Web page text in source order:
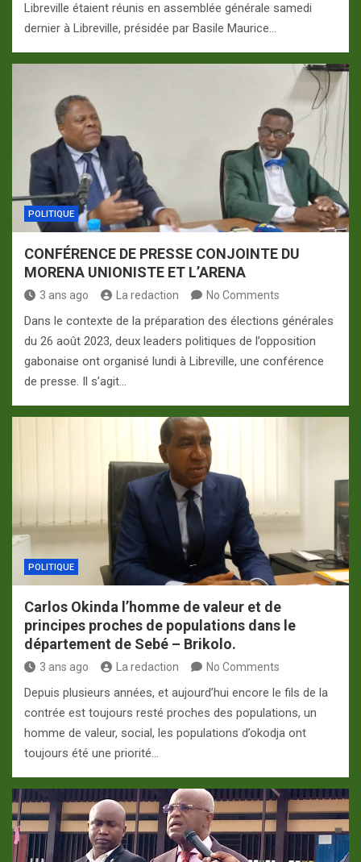
Libreville étaient réunis en assemblée générale samedi
dernier à Libreville, présidée par Basile Maurice…
POLITIQUE
CONFÉRENCE DE PRESSE CONJOINTE DU
MORENA UNIONISTE ET L’ARENA
3 ans ago La redaction No Comments
Dans le contexte de la préparation des élections générales
du 26 août 2023, deux leaders politiques de l’opposition
gabonaise ont organisé lundi à Libreville, une conférence
de presse. Il s’agit…
POLITIQUE
Carlos Okinda l’homme de valeur et de
principes proches de populations dans le
département de Sebé – Brikolo.
3 ans ago La redaction No Comments
Depuis plusieurs années, et aujourd’hui encore le fils de la
contrée est toujours resté proches des populations, un
homme de valeur, social, les populations d’okodja ont
toujours été une priorité…